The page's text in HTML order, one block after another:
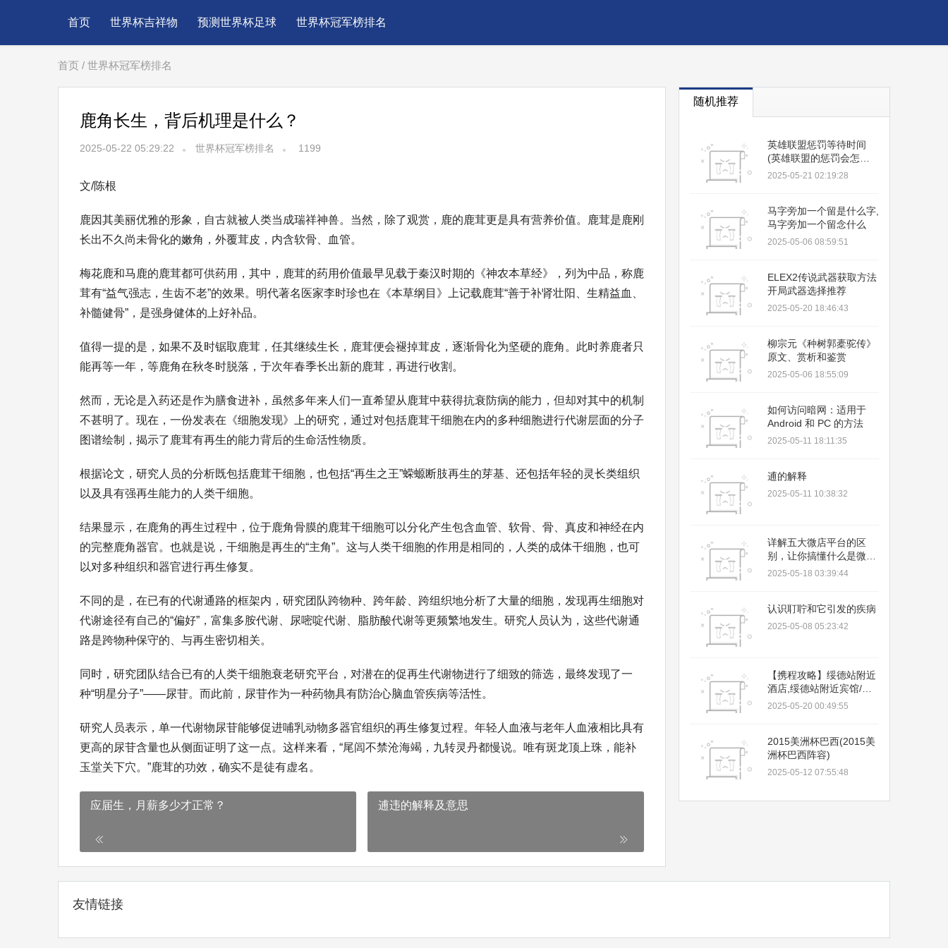
首页 世界杯吉祥物 预测世界杯足球 世界杯冠军榜排名
首页 / 世界杯冠军榜排名
鹿角长生，背后机理是什么？
2025-05-22 05:29:22 世界杯冠军榜排名 1199
文/陈根
鹿因其美丽优雅的形象，自古就被人类当成瑞祥神兽。当然，除了观赏，鹿的鹿茸更是具有营养价值。鹿茸是鹿刚
长出不久尚未骨化的嫩角，外覆茸皮，内含软骨、血管。
梅花鹿和马鹿的鹿茸都可供药用，其中，鹿茸的药用价值最早见载于秦汉时期的《神农本草经》，列为中品，称鹿
茸有“益气强志，生齿不老”的效果。明代著名医家李时珍也在《本草纲目》上记载鹿茸“善于补肾壮阳、生精益血、
补髓健骨”，是强身健体的上好补品。
值得一提的是，如果不及时锯取鹿茸，任其继续生长，鹿茸便会褪掉茸皮，逐渐骨化为坚硬的鹿角。此时养鹿者只
能再等一年，等鹿角在秋冬时脱落，于次年春季长出新的鹿茸，再进行收割。
然而，无论是入药还是作为膳食进补，虽然多年来人们一直希望从鹿茸中获得抗衰防病的能力，但却对其中的机制
不甚明了。现在，一份发表在《细胞发现》上的研究，通过对包括鹿茸干细胞在内的多种细胞进行代谢层面的分子
图谱绘制，揭示了鹿茸有再生的能力背后的生命活性物质。
根据论文，研究人员的分析既包括鹿茸干细胞，也包括“再生之王”蝾螈断肢再生的芽基、还包括年轻的灵长类组织
以及具有强再生能力的人类干细胞。
结果显示，在鹿角的再生过程中，位于鹿角骨膜的鹿茸干细胞可以分化产生包含血管、软骨、骨、真皮和神经在内
的完整鹿角器官。也就是说，干细胞是再生的“主角”。这与人类干细胞的作用是相同的，人类的成体干细胞，也可
以对多种组织和器官进行再生修复。
不同的是，在已有的代谢通路的框架内，研究团队跨物种、跨年龄、跨组织地分析了大量的细胞，发现再生细胞对
代谢途径有自己的“偏好”，富集多胺代谢、尿嘧啶代谢、脂肪酸代谢等更频繁地发生。研究人员认为，这些代谢通
路是跨物种保守的、与再生密切相关。
同时，研究团队结合已有的人类干细胞衰老研究平台，对潜在的促再生代谢物进行了细致的筛选，最终发现了一
种“明星分子”——尿苷。而此前，尿苷作为一种药物具有防治心脑血管疾病等活性。
研究人员表示，单一代谢物尿苷能够促进哺乳动物多器官组织的再生修复过程。年轻人血液与老年人血液相比具有
更高的尿苷含量也从侧面证明了这一点。这样来看，“尾闾不禁沧海竭，九转灵丹都慢说。唯有斑龙顶上珠，能补
玉堂关下穴。”鹿茸的功效，确实不是徒有虚名。
应届生，月薪多少才正常？ 逋违的解释及意思
随机推荐
英雄联盟惩罚等待时间
(英雄联盟的惩罚会怎样
多久)
2025-05-21 02:19:28
马字旁加一个留是什么字,
马字旁加一个留念什么
2025-05-06 08:59:51
ELEX2传说武器获取方法
开局武器选择推荐
2025-05-20 18:46:43
柳宗元《种树郭橐驼传》
原文、赏析和鉴赏
2025-05-06 18:55:09
如何访问暗网：适用于
Android 和 PC 的方法
2025-05-11 18:11:35
逋的解释
2025-05-11 10:38:32
详解五大微店平台的区
别，让你搞懂什么是微
店！
2025-05-18 03:39:44
认识耵聍和它引发的疾病
2025-05-08 05:23:42
【携程攻略】绥德站附近
酒店,绥德站附近宾馆/住
宿/酒店预订查询推荐
2025-05-20 00:49:55
2015美洲杯巴西(2015美
洲杯巴西阵容)
2025-05-12 07:55:48
友情链接